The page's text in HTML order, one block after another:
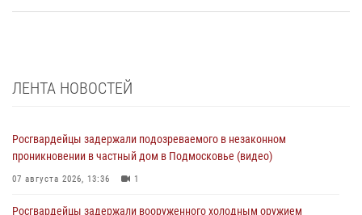
ЛЕНТА НОВОСТЕЙ
Росгвардейцы задержали подозреваемого в незаконном
проникновении в частный дом в Подмосковье (видео)
07 августа 2026, 13:36 1
Росгвардейцы задержали вооруженного холодным оружием